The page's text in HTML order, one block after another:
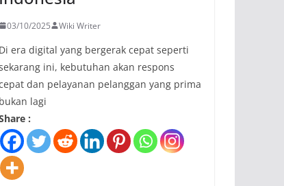
03/10/2025 Wiki Writer
Di era digital yang bergerak cepat seperti
ini, kebutuhan akan respons
dan pelayanan pelanggan yang prima
bukan lagi
: